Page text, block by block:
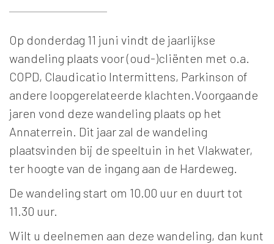
Op donderdag 11 juni vindt de jaarlijkse
wandeling plaats voor (oud-)cliënten met o.a.
COPD, Claudicatio Intermittens, Parkinson of
andere loopgerelateerde klachten.Voorgaande
jaren vond deze wandeling plaats op het
Annaterrein. Dit jaar zal de wandeling
plaatsvinden bij de speeltuin in het Vlakwater,
ter hoogte van de ingang aan de Hardeweg.
De wandeling start om 10.00 uur en duurt tot
11.30 uur.
Wilt u deelnemen aan deze wandeling, dan kunt